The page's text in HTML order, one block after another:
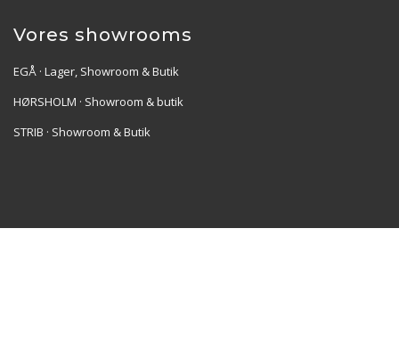
Vores showrooms
EGÅ · Lager, Showroom & Butik
HØRSHOLM · Showroom & butik
STRIB · Showroom & Butik